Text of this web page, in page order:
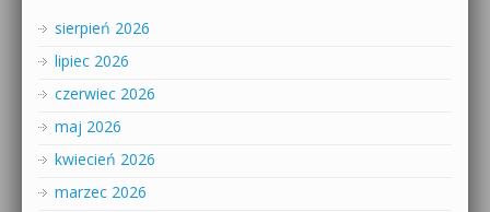
sierpień 2026
lipiec 2026
czerwiec 2026
maj 2026
kwiecień 2026
marzec 2026